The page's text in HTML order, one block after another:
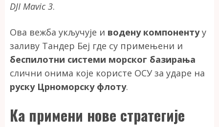
DJI Mavic 3.
Ова вежба укључује и водену компонентуу
заливу Тандер Беј где су примењени и
беспилотни системи морског базирања
слични онима које користе ОСУ за ударе на
руску Црноморску флоту.
Ка примени нове стратегије